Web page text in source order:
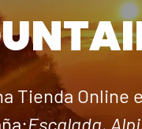
Tienda Online
Escalada,